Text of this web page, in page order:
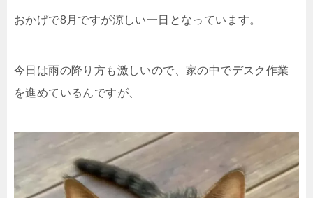
おかげで8月ですが涼しい一日となっています。
今日は雨の降り方も激しいので、家の中でデスク作業
を進めているんですが、